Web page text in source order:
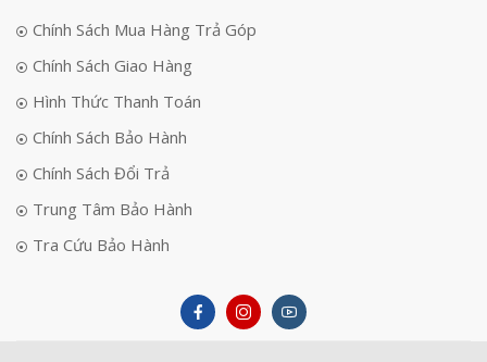
Chính Sách Mua Hàng Trả Góp
Chính Sách Giao Hàng
Hình Thức Thanh Toán
Chính Sách Bảo Hành
Chính Sách Đổi Trả
Trung Tâm Bảo Hành
Tra Cứu Bảo Hành